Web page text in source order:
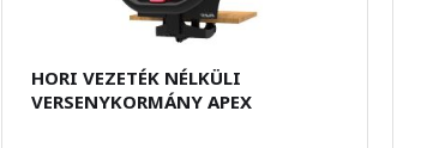
HORI VEZETÉK NÉLKÜLI
VERSENYKORMÁNY APEX